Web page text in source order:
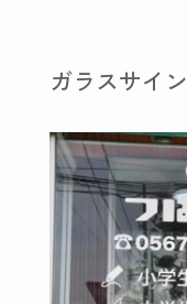
ガラスサイン